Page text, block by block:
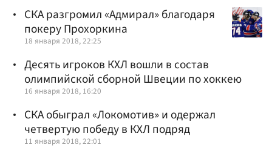
СКА разгромил «Адмирал» благодаря
покеру Прохоркина
18 января 2018, 22:25
Десять игроков КХЛ вошли в состав
олимпийской сборной Швеции по хоккею
16 января 2018, 16:20
СКА обыграл «Локомотив» и одержал
четвертую победу в КХЛ подряд
11 января 2018, 22:01